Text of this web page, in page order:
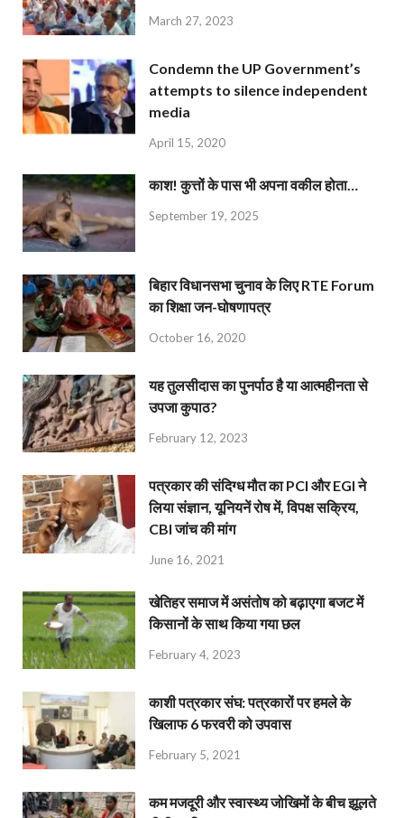
March 27, 2023
Condemn the UP Government’s
attempts to silence independent
media
April 15, 2020
काश! कुत्तों के पास भी अपना वकील होता…
September 19, 2025
बिहार विधानसभा चुनाव के लिए RTE Forum
का शिक्षा जन-घोषणापत्र
October 16, 2020
यह तुलसीदास का पुनर्पाठ है या आत्महीनता से
उपजा कुपाठ?
February 12, 2023
पत्रकार की संदिग्ध मौत का PCI और EGI ने
लिया संज्ञान, यूनियनें रोष में, विपक्ष सक्रिय,
CBI जांच की मांग
June 16, 2021
खेतिहर समाज में असंतोष को बढ़ाएगा बजट में
किसानों के साथ किया गया छल
February 4, 2023
काशी पत्रकार संघ: पत्रकारों पर हमले के
खिलाफ 6 फरवरी को उपवास
February 5, 2021
कम मजदूरी और स्वास्थ्य जोखिमों के बीच झूलते